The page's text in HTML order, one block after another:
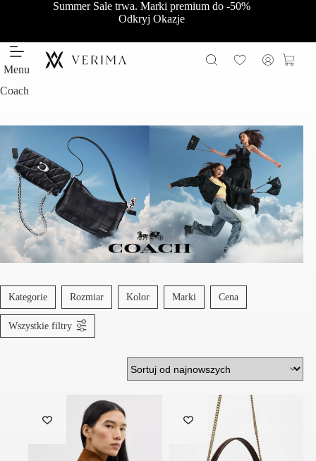
Summer Sale trwa. Marki premium do -50%
Odkryj Okazje
Menu Koszyk
Coach
Kategorie Rozmiar Kolor Marki Cena
Wszystkie filtry